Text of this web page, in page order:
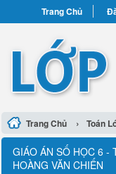
Trang Chủ
Trang Chủ › Toán
GIÁO ÁN SỐ HỌC 6 -
HOÀNG VĂN CHIẾN